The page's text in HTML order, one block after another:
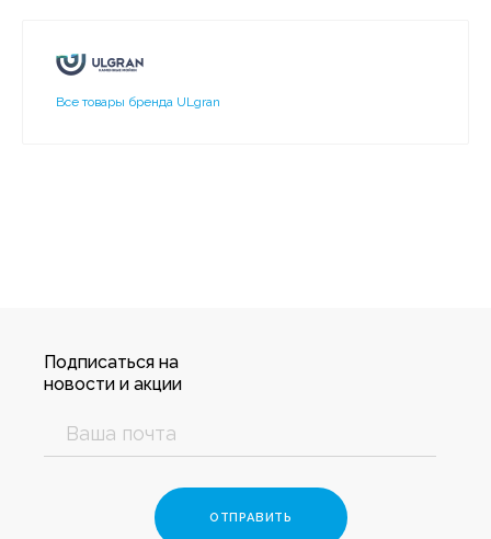
Все товары бренда ULgran
Подписаться на
новости и акции